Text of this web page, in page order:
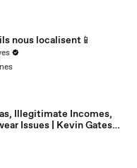
nous localisent📱
Illegitimate Incomes,
Issues | Kevin Gates